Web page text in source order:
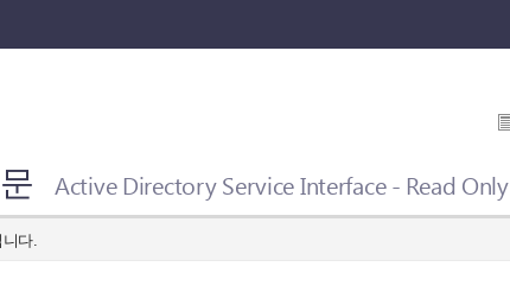
Active Directory Service Interface - Read Only
니다.